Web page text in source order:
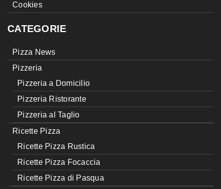
Cookies
CATEGORIE
Pizza News
Pizzeria
Pizzeria a Domicilio
Pizzeria Ristorante
Pizzeria al Taglio
Ricette Pizza
Ricette Pizza Rustica
Ricette Pizza Focaccia
Ricette Pizza di Pasqua